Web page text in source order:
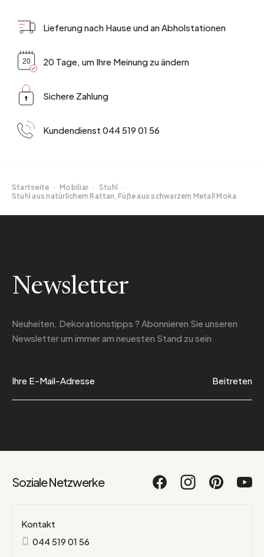
Lieferung nach Hause und an Abholstationen
20 Tage, um Ihre Meinung zu ändern
Sichere Zahlung
Kundendienst 044 519 01 56
Startseite · Mobiliar · Stuhl
·
Stuhl aus natürlichem Rattan, Füße aus schwarzem Metall Moka
Newsletter
Neuheiten, Dekorationstipps ? Abonnieren Sie unseren
Newsletterum immer am neuesten Stand zu sein
Beitreten
Soziale Netzwerke
Kontakt
044 519 01 56